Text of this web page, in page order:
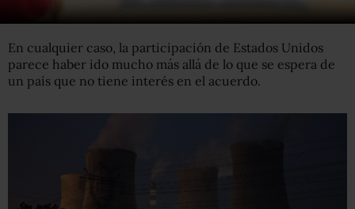
En cualquier caso, la participación de Estados Unidos
parece haber ido mucho más allá de lo que se espera de
un país que no tiene interés en el acuerdo.